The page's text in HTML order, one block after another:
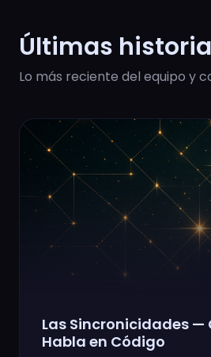
Últimas
Lo más reciente del equipo y
Las Sincronicidades —
Habla en Código